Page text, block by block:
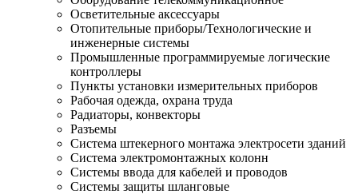
Осветительные аксессуары
Отопительные приборы/Технологические и
инженерные системы
Промышленные программируемые логические
контроллеры
Пункты установки измерительных приборов
Рабочая одежда, охрана труда
Радиаторы, конвекторы
Разъемы
Система штекерного монтажа электросети зданий
Система электромонтажных колонн
Системы ввода для кабелей и проводов
Системы защиты шланговые